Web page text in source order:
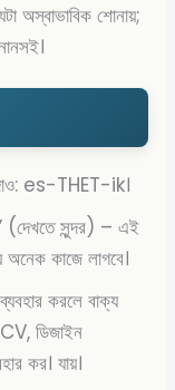
অস্বাভাবিক শোনায়;
es-THET-ik।
সুন্দর) – এই
কাজে লাগবে।
করলে বাক্য
ডিজাইন
কর। যায়।